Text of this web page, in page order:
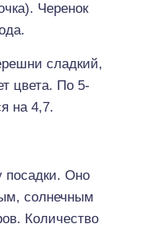
Черенок
сладкий,
цвета. По 5-
на 4,7.
посадки. Оно
солнечным
Количество